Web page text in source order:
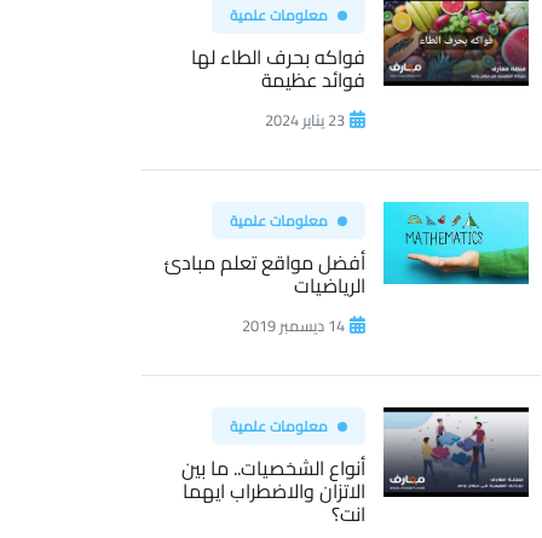
معلومات علمية
فواكه بحرف الطاء لها
فوائد عظيمة
23 يناير 2024
معلومات علمية
أفضل مواقع تعلم مبادئ
الرياضيات
14 ديسمبر 2019
معلومات علمية
أنواع الشخصيات.. ما بين
الاتزان والاضطراب ايهما
انت؟